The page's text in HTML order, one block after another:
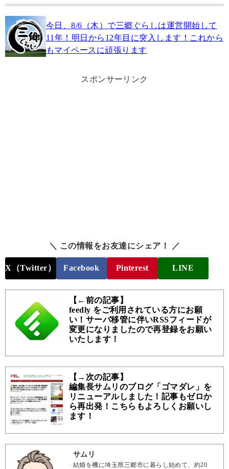
今日、8/6（木）で三郷ぐらしは運営開始して
11年！明日から12年目に突入します！これから
もマイペースに頑張ります
スポンサーリンク
＼ この情報をお友達にシェア！ ／
X（Twitter） Facebook Pinterest LINE
【←前の記事】
feedly をご利用されている方にお願
い！サーバ移管に伴いRSSフィードが
変更になりましたので再登録をお願い
いたします！
【→次の記事】
編集長サムリのブログ「ゴマダレ」を
リニューアルしました！記事もゼロか
ら再出発！こちらもよろしくお願いし
ます！
サムリ
結婚を機に埼玉県三郷市に暮らし始めて、約20